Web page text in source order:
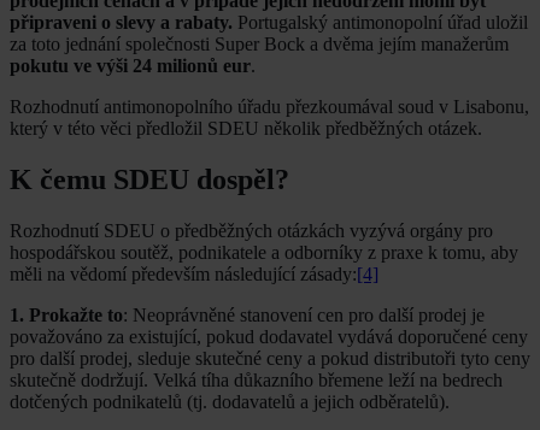
připraveni o slevy a rabaty. Portugalský antimonopolní úřad uložil
za toto jednání společnosti Super Bock a dvěma jejím manažerům
pokutu ve výši 24 milionů eur.
Rozhodnutí antimonopolního úřadu přezkoumával soud v Lisabonu,
který v této věci předložil SDEU několik předběžných otázek.
K čemu SDEU dospěl?
Rozhodnutí SDEU o předběžných otázkách vyzývá orgány pro
hospodářskou soutěž, podnikatele a odborníky z praxe k tomu, aby
měli na vědomí především následující zásady:[4]
1. Prokažte to: Neoprávněné stanovení cen pro další prodej je
považováno za existující, pokud dodavatel vydává doporučené ceny
pro další prodej, sleduje skutečné ceny a pokud distributoři tyto ceny
skutečně dodržují. Velká tíha důkazního břemene leží na bedrech
dotčených podnikatelů (tj. dodavatelů a jejich odběratelů).